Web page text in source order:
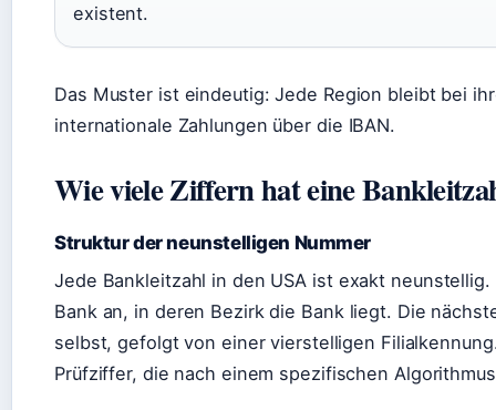
existent.
Das Muster ist eindeutig: Jede Region bleibt bei
internationale Zahlungen über die IBAN.
Wie viele Ziffern hat eine
Struktur der neunstelligen Nummer
Jede Bankleitzahl in den USA ist exakt
Bank an, in deren Bezirk die Bank liegt. Die
selbst, gefolgt von einer vierstelligen
Prüfziffer, die nach einem spezifischen